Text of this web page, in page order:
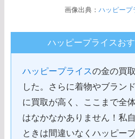
画像出典： ハッピープ
ハッピープライスお
ハッピープライスの金の買
した。さらに着物やブラン
に買取が高く、ここまで全
はなかなかありません！私
ときは間違いなくハッピー